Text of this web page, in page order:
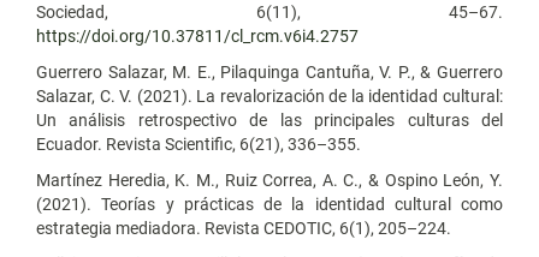
Sociedad, 6(11), 45–67.
https://doi.org/10.37811/cl_rcm.v6i4.2757
Guerrero Salazar, M. E., Pilaquinga Cantuña, V. P., & Guerrero
Salazar, C. V. (2021). La revalorización de la identidad cultural:
Un análisis retrospectivo de las principales culturas del
Ecuador. Revista Scientific, 6(21), 336–355.
Martínez Heredia, K. M., Ruiz Correa, A. C., & Ospino León, Y.
(2021). Teorías y prácticas de la identidad cultural como
estrategia mediadora. Revista CEDOTIC, 6(1), 205–224.